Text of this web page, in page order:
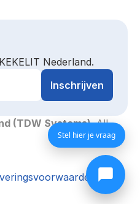
Nederland.
(TDW Systems). All
Stel hier je vraag